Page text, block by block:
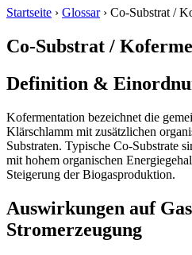
Startseite › Glossar› Co-Substrat /
Co-Substrat /
Definition &
Kofermentation bezeichnet die
Klärschlamm mit zusätzlichen
Substraten. Typische Co-Substrate
mit hohem organischen
Steigerung der Biogasproduktion.
Auswirkungen auf
Stromerzeugung